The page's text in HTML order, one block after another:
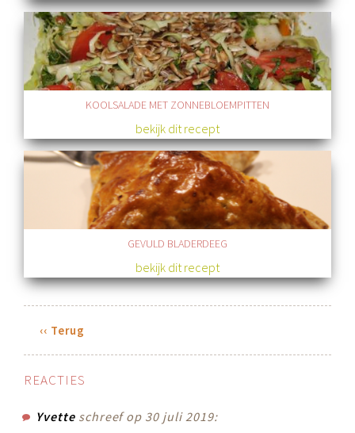
KOOLSALADE MET ZONNEBLOEMPITTEN
bekijk dit recept
GEVULD BLADERDEEG
bekijk dit recept
‹‹ Terug
REACTIES
Yvette schreef op 30 juli 2019: